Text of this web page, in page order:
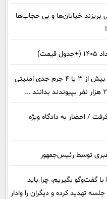
حزب اللهی بریزند خیابان‌ها و بی حجاب‌ها
گفته‌های یک روحانی تندرو و ردپای بیش از ۳ یا ۴ جرم جدی امنیتی
/ احضار به دادگاه ویژه
توسط رئیس‌جمهور
گفت‌وگو بگیریم، چرا باید
تهدید کرده و دیگران را وادار